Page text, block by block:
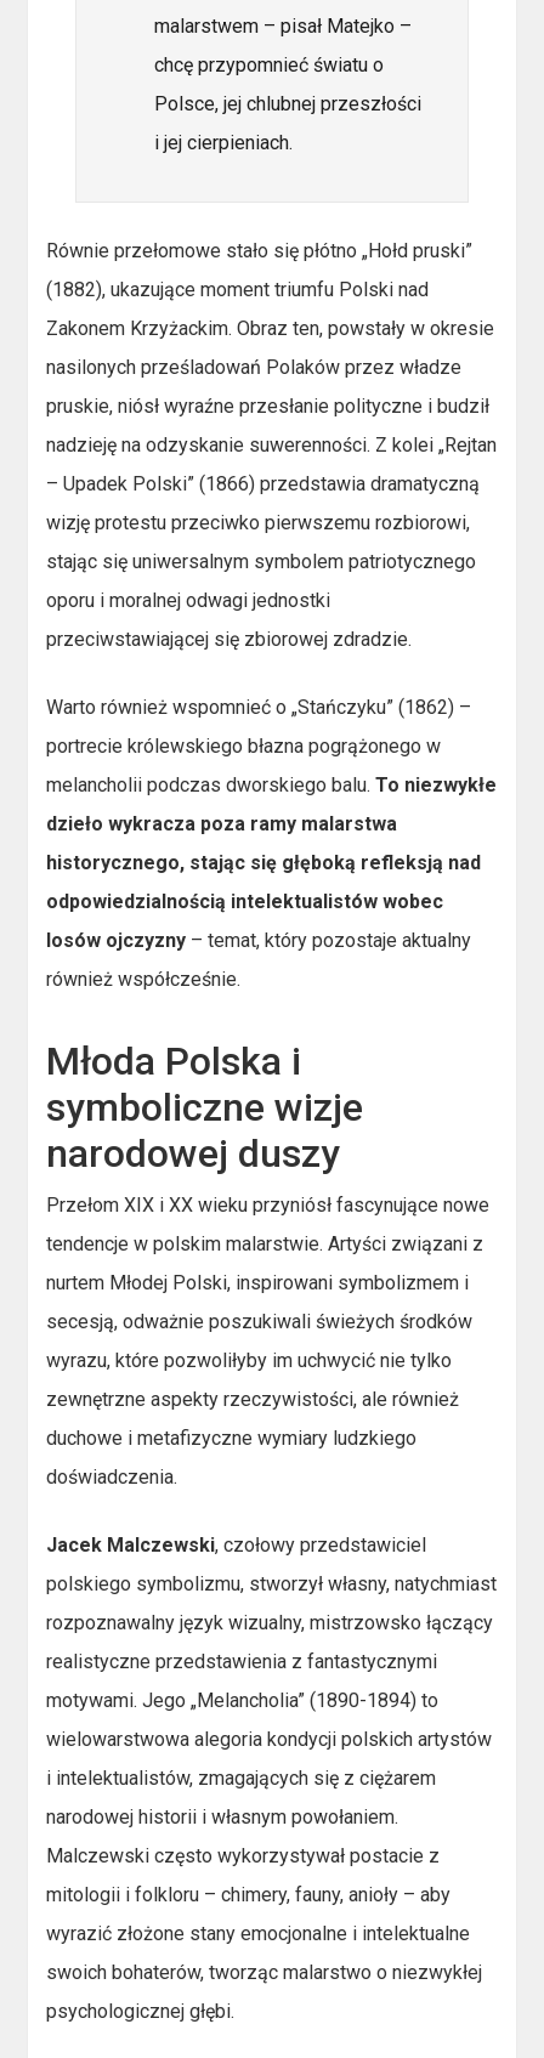
malarstwem – pisał Matejko –
chcę przypomnieć światu o
Polsce, jej chlubnej przeszłości
i jej cierpieniach.
Równie przełomowe stało się płótno „Hołd pruski”
(1882), ukazujące moment triumfu Polski nad
Zakonem Krzyżackim. Obraz ten, powstały w okresie
nasilonych prześladowań Polaków przez władze
pruskie, niósł wyraźne przesłanie polityczne i budził
nadzieję na odzyskanie suwerenności. Z kolei „Rejtan
– Upadek Polski” (1866) przedstawia dramatyczną
wizję protestu przeciwko pierwszemu rozbiorowi,
stając się uniwersalnym symbolem patriotycznego
oporu i moralnej odwagi jednostki
przeciwstawiającej się zbiorowej zdradzie.
Warto również wspomnieć o „Stańczyku” (1862) –
portrecie królewskiego błazna pogrążonego w
melancholii podczas dworskiego balu.To niezwykłe
dzieło wykracza poza ramy malarstwa
historycznego, stając się głęboką refleksją nad
odpowiedzialnością intelektualistów wobec
losów ojczyzny – temat, który pozostaje aktualny
również współcześnie.
Młoda Polska i
symboliczne wizje
narodowej duszy
Przełom XIX i XX wieku przyniósł fascynujące nowe
tendencje w polskim malarstwie. Artyści związani z
nurtem Młodej Polski, inspirowani symbolizmem i
secesją, odważnie poszukiwali świeżych środków
wyrazu, które pozwoliłyby im uchwycić nie tylko
zewnętrzne aspekty rzeczywistości, ale również
duchowe i metafizyczne wymiary ludzkiego
doświadczenia.
Jacek Malczewski, czołowy przedstawiciel
polskiego symbolizmu, stworzył własny, natychmiast
rozpoznawalny język wizualny, mistrzowsko łączący
realistyczne przedstawienia z fantastycznymi
motywami. Jego „Melancholia” (1890-1894) to
wielowarstwowa alegoria kondycji polskich artystów
i intelektualistów, zmagających się z ciężarem
narodowej historii i własnym powołaniem.
Malczewski często wykorzystywał postacie z
mitologii i folkloru – chimery, fauny, anioły – aby
wyrazić złożone stany emocjonalne i intelektualne
swoich bohaterów, tworząc malarstwo o niezwykłej
psychologicznej głębi.